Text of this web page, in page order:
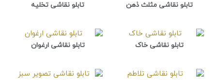
تابلو نقاشی مثلث ذهن تابلو نقاشی تخلیه
تابلو نقاشی خاک تابلو نقاشی ارغوان